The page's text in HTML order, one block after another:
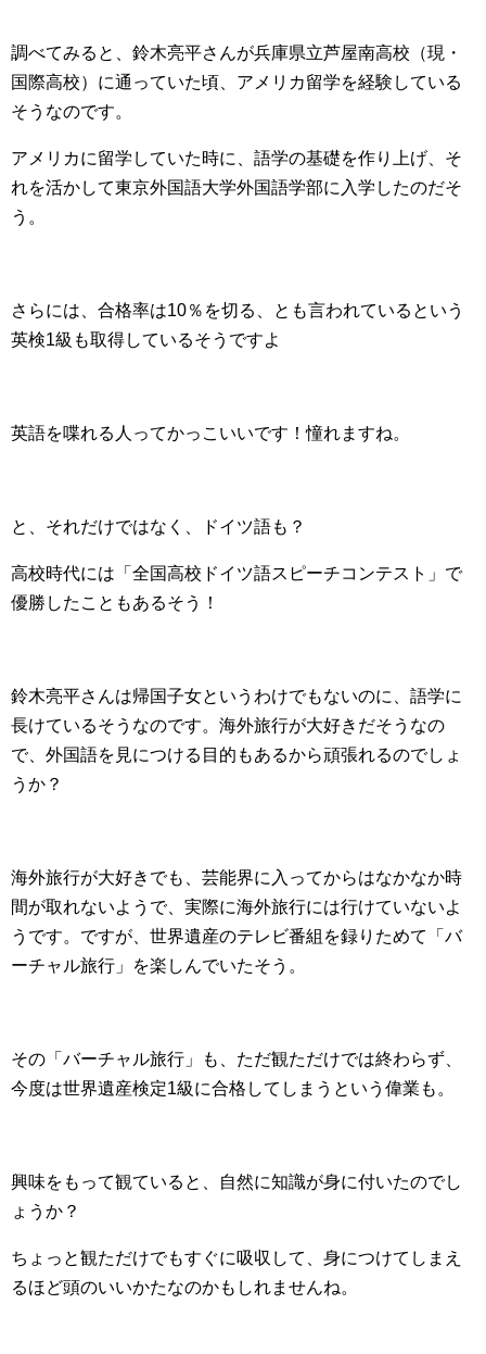
調べてみると、鈴木亮平さんが兵庫県立芦屋南高校（現・
国際高校）に通っていた頃、アメリカ留学を経験している
そうなのです。
アメリカに留学していた時に、語学の基礎を作り上げ、そ
れを活かして東京外国語大学外国語学部に入学したのだそ
う。
さらには、合格率は10％を切る、とも言われているという
英検1級も取得しているそうですよ
英語を喋れる人ってかっこいいです！憧れますね。
と、それだけではなく、ドイツ語も？
高校時代には「全国高校ドイツ語スピーチコンテスト」で
優勝したこともあるそう！
鈴木亮平さんは帰国子女というわけでもないのに、語学に
長けているそうなのです。海外旅行が大好きだそうなの
で、外国語を見につける目的もあるから頑張れるのでしょ
うか？
海外旅行が大好きでも、芸能界に入ってからはなかなか時
間が取れないようで、実際に海外旅行には行けていないよ
うです。ですが、世界遺産のテレビ番組を録りためて「バ
ーチャル旅行」を楽しんでいたそう。
その「バーチャル旅行」も、ただ観ただけでは終わらず、
今度は世界遺産検定1級に合格してしまうという偉業も。
興味をもって観ていると、自然に知識が身に付いたのでし
ょうか？
ちょっと観ただけでもすぐに吸収して、身につけてしまえ
るほど頭のいいかたなのかもしれませんね。